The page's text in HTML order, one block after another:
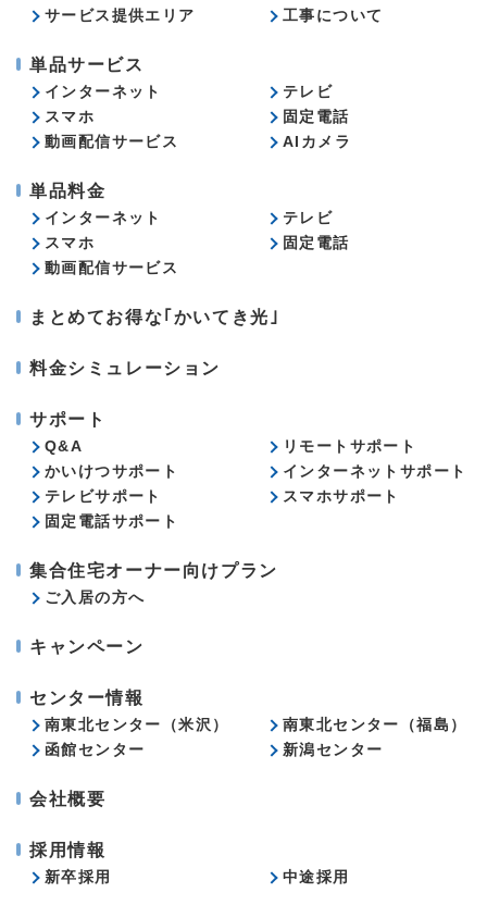
サービス提供エリア 工事について
単品サービス
インターネット
テレビ
スマホ
固定電話
動画配信サービス
AIカメラ
単品料金
インターネット
テレビ
スマホ
固定電話
動画配信サービス
まとめてお得な｢かいてき光｣
料金シミュレーション
サポート
Q&A
リモートサポート
かいけつサポート
インターネットサポート
テレビサポート
スマホサポート
固定電話サポート
集合住宅オーナー向けプラン
ご入居の方へ
キャンペーン
センター情報
南東北センター（米沢）
南東北センター（福島）
函館センター
新潟センター
会社概要
採用情報
新卒採用 中途採用